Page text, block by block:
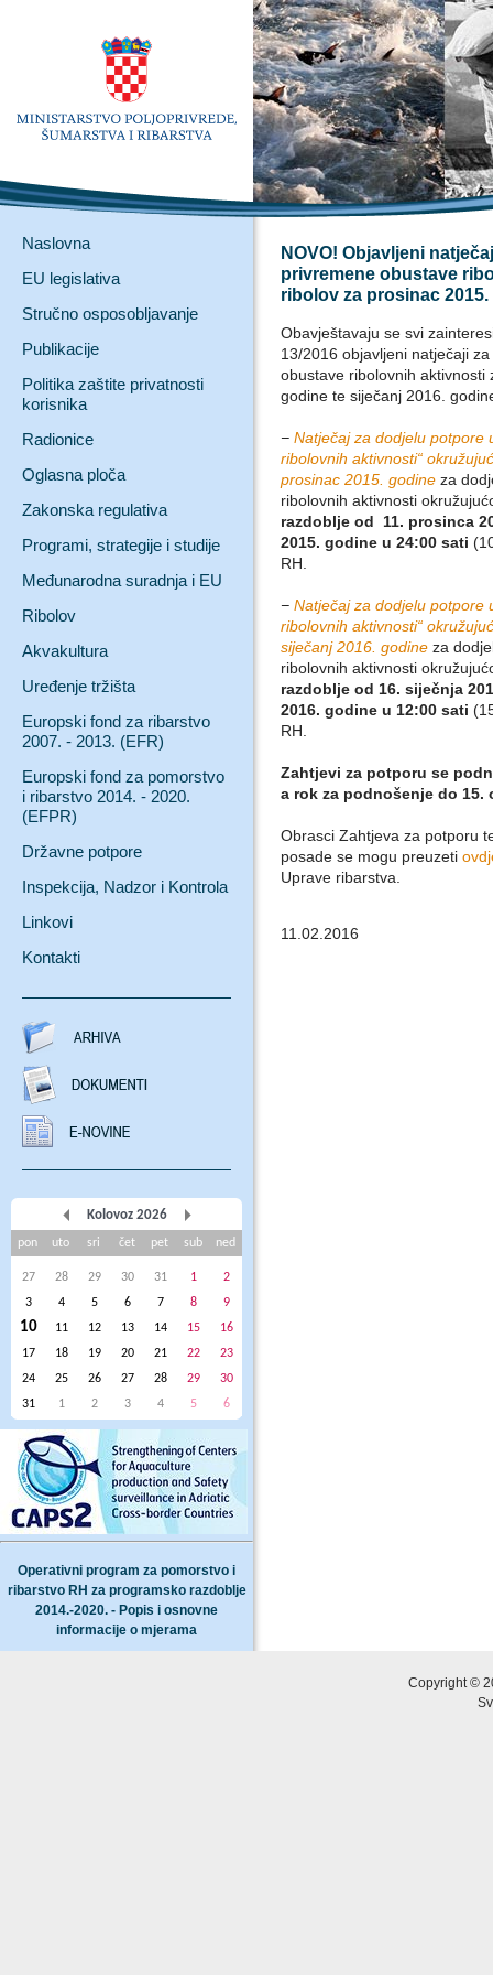
Naslovna
EU legislativa
Stručno osposobljavanje
Publikacije
Politika zaštite privatnosti
korisnika
Radionice
Oglasna ploča
Zakonska regulativa
Programi, strategije i studije
Međunarodna suradnja i EU
Ribolov
Akvakultura
Uređenje tržišta
Europski fond za ribarstvo
2007. - 2013. (EFR)
Europski fond za pomorstvo
i ribarstvo 2014. - 2020.
(EFPR)
Državne potpore
Inspekcija, Nadzor i Kontrola
Linkovi
Kontakti
Kolovoz 2026
pon uto sri čet pet sub ned
27 28 29 30 31 1
2
3
4 5 6 7 8 9
10 11 12 13 14 15
16
17
18 19 20 21 22
23
24
25 26 27 28 29
30
31
1 2 3 4 5 6
Operativni program za pomorstvo i
ribarstvo RH za programsko razdoblje
2014.-2020. - Popis i osnovne
informacije o mjerama
NOVO! Objavljeni
privremene obustave
ribolov za prosinac 2015.
Obavještavaju se svi
13/2016 objavljeni natječaji
obustave ribolovnih
godine te siječanj 2016.
− Natječaj za dodjelu potpore
ribolovnih aktivnosti“
prosinac 2015. godine za
ribolovnih aktivnosti
razdoblje od 11. prosinca
2015. godine u 24:00 sati
RH.
− Natječaj za dodjelu potpore
ribolovnih aktivnosti“
siječanj 2016. godine za
ribolovnih aktivnosti
razdoblje od 16. siječnja
2016. godine u 12:00 sati
RH.
Zahtjevi za potporu se
a rok za podnošenje do 15.
Obrasci Zahtjeva za potporu
posade se mogu preuzeti
Uprave ribarstva.
11.02.2016
Copyright ©